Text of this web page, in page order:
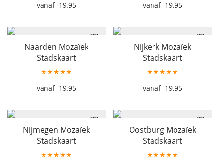
19.95
19.95
Naarden Mozaïek
Stadskaart
★★★★★
19.95
Nijkerk Mozaïek
Stadskaart
★★★★★
19.95
Nijmegen Mozaïek
Stadskaart
★★★★★
Oostburg Mozaïek
Stadskaart
★★★★★